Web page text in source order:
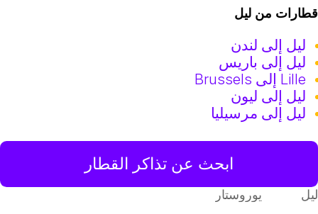
من ليل
ليل إلى لندن
ليل إلى باريس
Lille إلى Brussels
ليل إلى ليون
ليل إلى مرسيليا
ابحث عن تذاكر القطار
يوروستار